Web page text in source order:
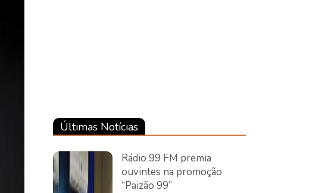
Últimas Notícias
Rádio 99 FM premia
ouvintes na promoção
“Paizão 99”